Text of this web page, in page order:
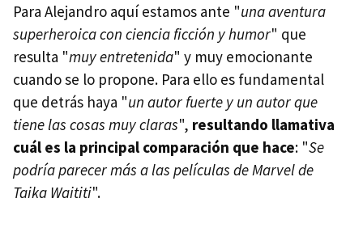
Para Alejandro aquí estamos ante "una aventura
superheroica con ciencia ficción y humor" que
resulta "muy entretenida" y muy emocionante
cuando se lo propone. Para ello es fundamental
que detrás haya "un autor fuerte y un autor que
tiene las cosas muy claras", resultando llamativa
cuál es la principal comparación que hace: "Se
podría parecer más a las películas de Marvel de
Taika Waititi".